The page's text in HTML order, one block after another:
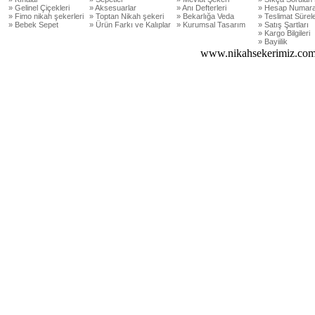
» Gelinel Çiçekleri
» Aksesuarlar
» Anı Defterleri
» Fimo nikah şekerleri
» Toptan Nikah şekeri
» Bekarlığa Veda
» Bebek Sepet
» Ürün Farkı ve Kalıplar » Kurumsal Tasarım
» Hesap
» Teslimat
» Satış Şartları
» Kargo Bilgileri
» Bayiilik